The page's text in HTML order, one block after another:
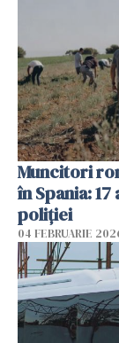
Muncitori
în Spania:
poliției
04 FEBRUARIE